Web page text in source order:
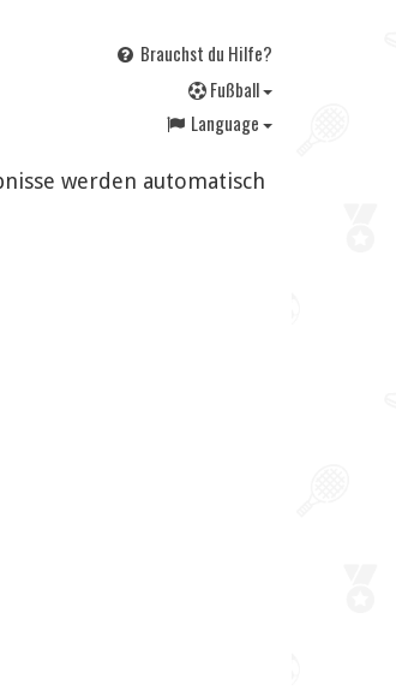
Brauchst du Hilfe?
Fußball
Language
werden automatisch